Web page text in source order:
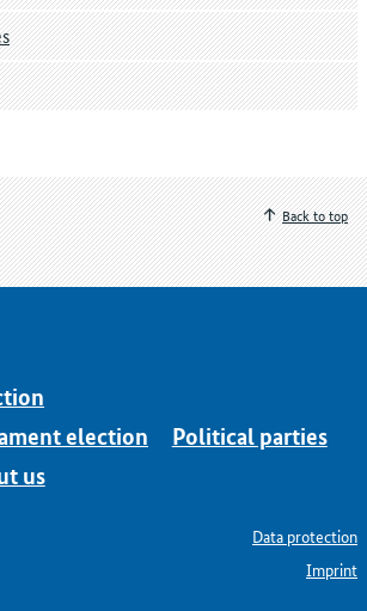
Back to top
election
Political parties
us
Data protection
Imprint